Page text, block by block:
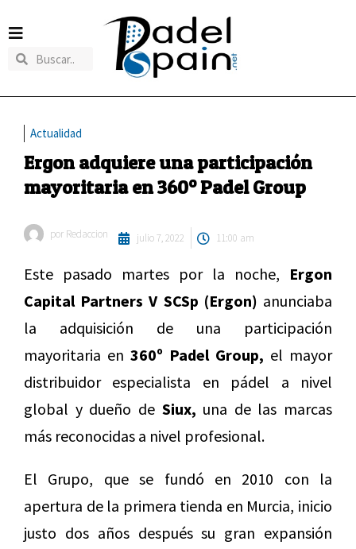
Actualidad
Ergon adquiere una participación
mayoritaria en 360º Padel Group
por Redaccion julio 7, 2022 11:00 am
Este pasado martes por la noche, Ergon
Capital Partners V SCSp (Ergon) anunciaba
la adquisición de una participación
mayoritaria en 360º Padel Group, el mayor
distribuidor especialista en pádel a nivel
global y dueño de Siux, una de las marcas
más reconocidas a nivel profesional.
El Grupo, que se fundó en 2010 con la
apertura de la primera tienda en Murcia, inicio
justo dos años después su gran expansión